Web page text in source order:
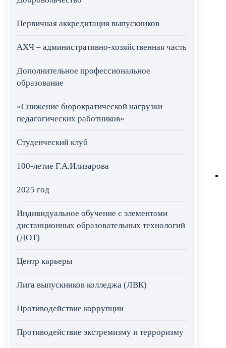
Первичная аккредитация выпускников
АХЧ – административно-хозяйственная часть
Дополнительное профессиональное
образование
«Снижение бюрократической нагрузки
педагогических работников»
Студенческий клуб
100-летие Г.А.Илизарова
2025 год
Индивидуальное обучение с элементами
дистанционных образовательных технологий
(ДОТ)
Центр карьеры
Лига выпускников колледжа (ЛВК)
Противодействие коррупции
Противодействие экстремизму и терроризму